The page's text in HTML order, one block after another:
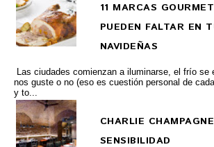
11 MARCAS
PUEDEN FALTAR EN
NAVIDEÑAS
Las ciudades comienzan a iluminarse, el frío se
nos guste o no (eso es cuestión personal de
y to...
CHARLIE
SENSIBILIDAD